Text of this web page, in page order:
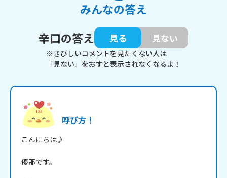
みんなの答え
辛口の答え
見る 見ない
※きびしいコメントを見たくない人は
「見ない」をおすと表示されなくなるよ！
呼び方！
こんにちは♪
優那です。